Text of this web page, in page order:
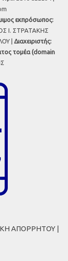
εκπρόσωπος:
Ι. ΣΤΡΑΤΑΚΗΣ
| Διαχειριστής:
τομέα (domain
ΑΠΟΡΡΗΤΟΥ |